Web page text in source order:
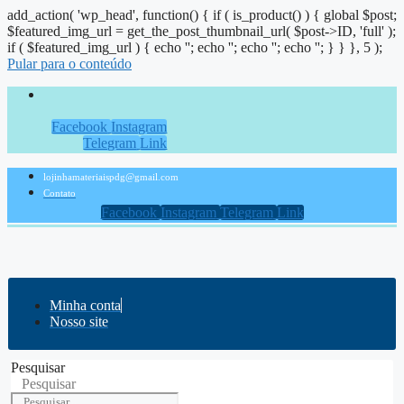
add_action( 'wp_head', function() { if ( is_product() ) { global $post;
$featured_img_url = get_the_post_thumbnail_url( $post->ID, 'full' );
if ( $featured_img_url ) { echo ''; echo ''; echo ''; echo ''; } } }, 5 );
Pular para o conteúdo
Facebook Instagram
Telegram Link
lojinhamateriaispdg@gmail.com
Contato
Facebook Instagram Telegram Link
Minha conta
Nosso site
Pesquisar
Pesquisar